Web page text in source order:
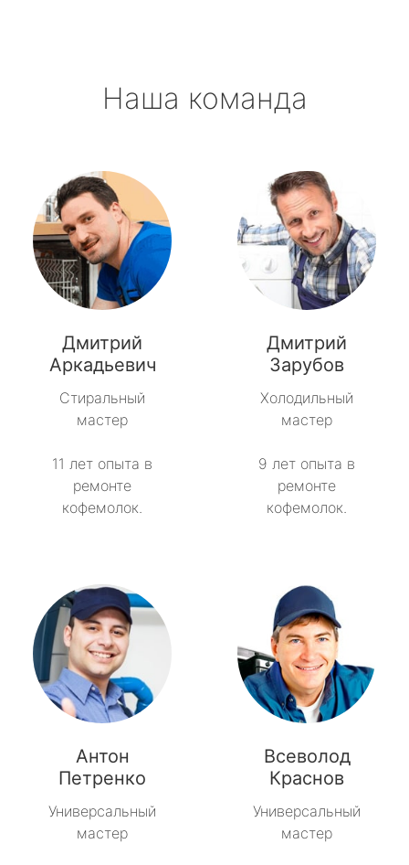
Наша команда
Дмитрий
Аркадьевич
Стиральный
мастер
11 лет опыта в
ремонте
кофемолок.
Дмитрий
Зарубов
Холодильный
мастер
9 лет опыта в
ремонте
кофемолок.
Антон
Петренко
Универсальный
мастер
Всеволод
Краснов
Универсальный
мастер